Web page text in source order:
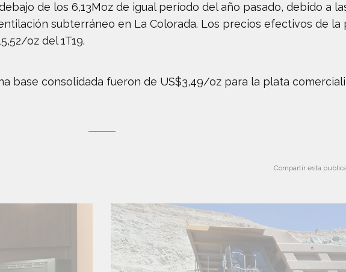
de los 6,13Moz de igual período del año pasado, debido a
subterráneo en La Colorada. Los precios efectivos de la
oz del 1T19.
base consolidada fueron de US$3,49/oz para la plata
Compartir esta